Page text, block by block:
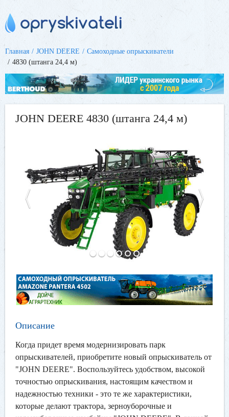
Главная JOHN DEERE
Самоходные опрыскиватели
4830 (штанга 24,4 м)
JOHN DEERE 4830 (штанга 24,4 м)
Описание
Когда придет время модернизировать парк
опрыскивателей, приобретите новый опрыскиватель от
"JOHN DEERE". Воспользуйтесь удобством, высокой
точностью опрыскивания, настоящим качеством и
надежностью техники - это те же характеристики,
которые делают трактора, зерноуборочные и